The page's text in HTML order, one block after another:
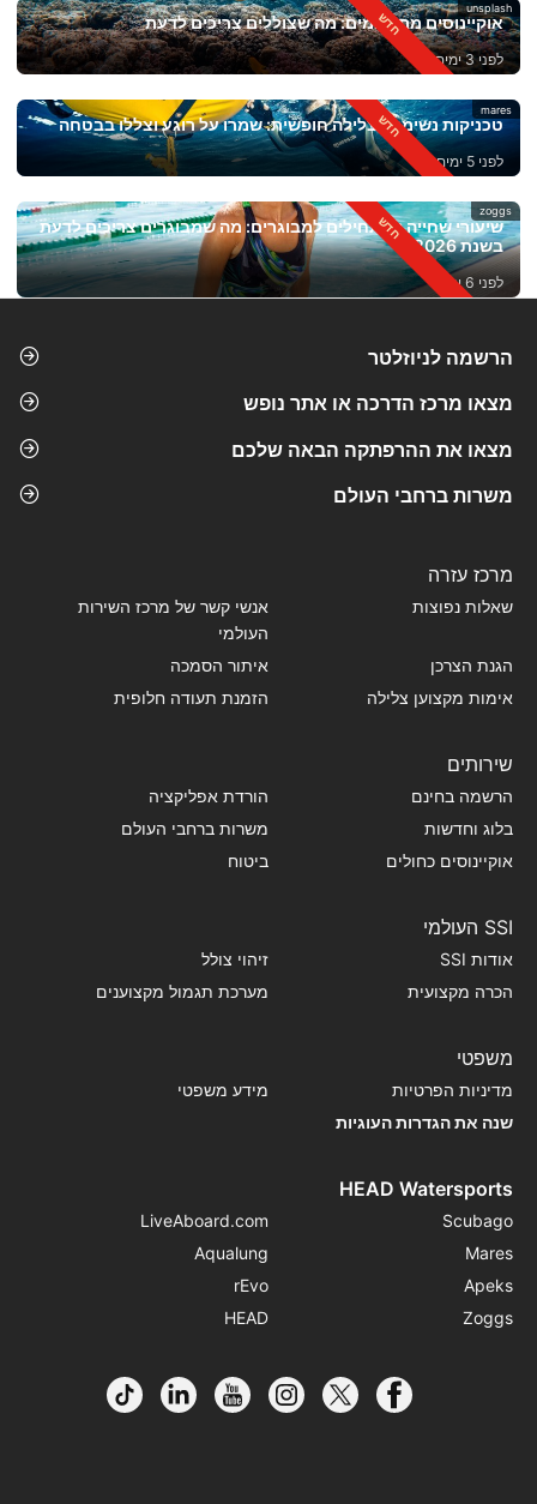
unsplash
אוקיינוסים מתחממים: מה שצוללים צריכים לדעת
לפני 3 ימים
mares
טכניקות נשימה לצלילה חופשית: שמרו על רוגע וצללו בבטחה
לפני 5 ימים
zoggs
שיעורי שחייה למתחילים למבוגרים: מה שמבוגרים צריכים לדעת
בשנת 2026
לפני 6 ימים
הרשמה לניוזלטר
מצאו מרכז הדרכה או אתר נופש
מצאו את ההרפתקה הבאה שלכם
משרות ברחבי העולם
מרכז עזרה
שאלות נפוצות
אנשי קשר של מרכז השירות
העולמי
הגנת הצרכן
איתור הסמכה
אימות מקצוען צלילה
הזמנת תעודה חלופית
שירותים
הרשמה בחינם
הורדת אפליקציה
בלוג וחדשות
משרות ברחבי העולם
אוקיינוסים כחולים
ביטוח
SSI העולמי
אודות SSI
זיהוי צולל
הכרה מקצועית
מערכת תגמול מקצוענים
משפטי
מדיניות הפרטיות
מידע משפטי
שנה את הגדרות העוגיות
HEAD Watersports
Scubago
LiveAboard.com
Mares
Aqualung
Apeks
rEvo
Zoggs
HEAD